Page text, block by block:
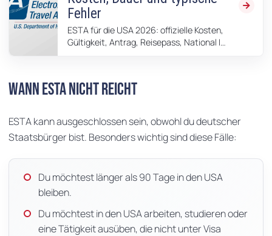
Fehler
ESTA für die USA 2026: offizielle Kosten,
Gültigkeit, Antrag, Reisepass, National ID,
Wann ESTA nicht reicht
ESTA kann ausgeschlossen sein, obwohl du deutscher
Staatsbürger bist. Besonders wichtig sind diese Fälle:
Du möchtest länger als 90 Tage in den USA
bleiben.
Du möchtest in den USA arbeiten, studieren oder
eine Tätigkeit ausüben, die nicht unter Visa